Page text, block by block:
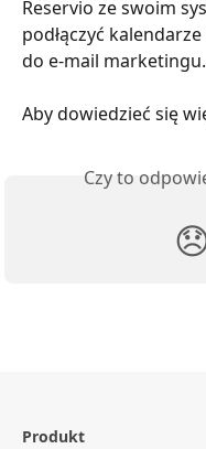
Reservio ze swoim
podłączyć
do e-mail marketingu.
Aby dowiedzieć się
Czy to
Produkt